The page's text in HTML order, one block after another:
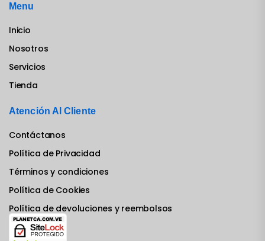
Menu
Inicio
Nosotros
Servicios
Tienda
Atención Al Cliente
Contáctanos
Política de Privacidad
Términos y condiciones
Política de Cookies
Política de devoluciones y reembolsos